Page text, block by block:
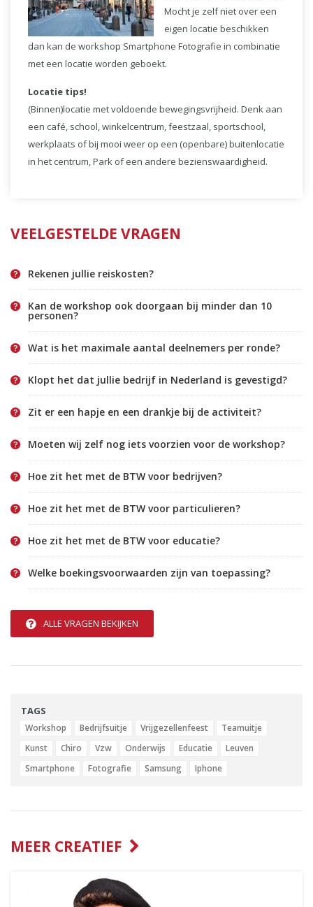
Mocht je zelf niet over een
eigen locatie beschikken
dan kan de workshop Smartphone Fotografie in combinatie
met een locatie worden geboekt.
Locatie tips!
(Binnen)locatie met voldoende bewegingsvrijheid. Denk aan
een café, school, winkelcentrum, feestzaal, sportschool,
werkplaats of bij mooi weer op een (openbare) buitenlocatie
in het centrum, Park of een andere bezienswaardigheid.
VEELGESTELDE VRAGEN
Rekenen jullie reiskosten?
Kan de workshop ook doorgaan bij minder dan 10
personen?
Wat is het maximale aantal deelnemers per ronde?
Klopt het dat jullie bedrijf in Nederland is gevestigd?
Zit er een hapje en een drankje bij de activiteit?
Moeten wij zelf nog iets voorzien voor de workshop?
Hoe zit het met de BTW voor bedrijven?
Hoe zit het met de BTW voor particulieren?
Hoe zit het met de BTW voor educatie?
Welke boekingsvoorwaarden zijn van toepassing?
ALLE VRAGEN BEKIJKEN
TAGS
Workshop Bedrijfsuitje Vrijgezellenfeest
Teamuitje
Kunst
Chiro Vzw Onderwijs Educatie
Leuven
Smartphone
Fotografie Samsung Iphone
MEER CREATIEF